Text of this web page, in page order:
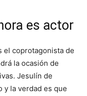
es actor
el coprotagonista de
la ocasión de
Jesulín de
y la verdad es que